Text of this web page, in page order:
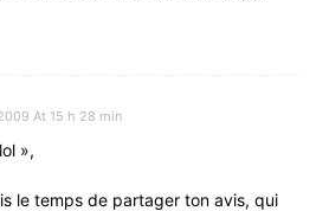
At 15 h 28 min
»,
le temps de partager ton avis, qui